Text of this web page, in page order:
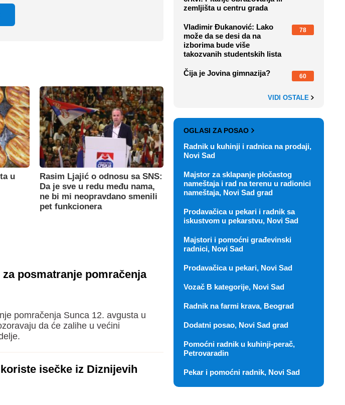
u
Rasim Ljajić o odnosu sa SNS:
Da je sve u redu među nama,
ne bi mi neopravdano smenili
pet funkcionera
posmatranje pomračenja
pomračenja Sunca 12. avgusta u
da će zalihe u većini
isečke iz Diznijevih
zemljišta u centru grada
Vladimir Đukanović: Lako
može da se desi da na
izborima bude više
takozvanih studentskih lista
78
Čija je Jovina gimnazija? 60
VIDI OSTALE
OGLASI ZA POSAO
Radnik u kuhinji i radnica na prodaji,
Novi Sad
Majstor za sklapanje pločastog
nameštaja i rad na terenu u radionici
nameštaja, Novi Sad grad
Prodavačica u pekari i radnik sa
iskustvom u pekarstvu, Novi Sad
Majstori i pomoćni građevinski
radnici, Novi Sad
Prodavačica u pekari, Novi Sad
Vozač B kategorije, Novi Sad
Radnik na farmi krava, Beograd
Dodatni posao, Novi Sad grad
Pomoćni radnik u kuhinji-perač,
Petrovaradin
Pekar i pomoćni radnik, Novi Sad